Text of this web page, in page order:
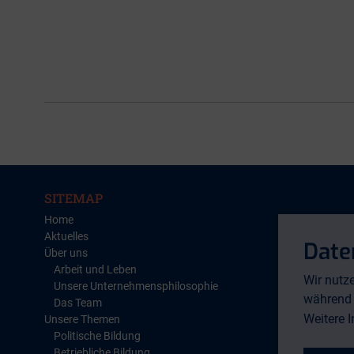
Wir
während
Weitere
SITEMAP
Home
Aktuelles
Über uns
Arbeit und Leben
Unsere Unternehmensphilosophie
Das Team
Unsere Themen
Politische Bildung
Jobs und
Impressum
AGB